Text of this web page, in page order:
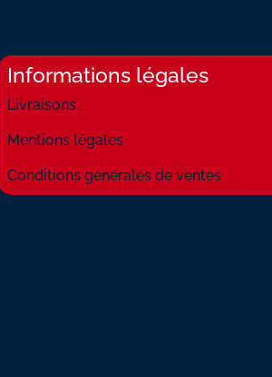
Informations légales
Livraisons
Mentions légales
Conditions générales de ventes